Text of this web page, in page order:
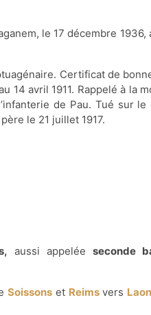
le 17 décembre 1936,
Certificat de
14 avril 1911. Rappelé à la
de Pau. Tué sur le
le 21 juillet 1917.
aussi appelée seconde
Soissons et Reims vers Laon